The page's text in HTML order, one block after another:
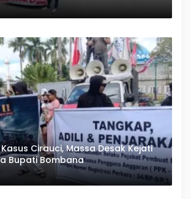
Cirauci, Massa Desak Kejati
Bupati Bombana